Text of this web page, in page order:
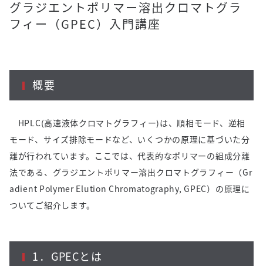
グラジエントポリマー溶出クロマトグラ
フィー（GPEC）入門講座
概要
HPLC(高速液体クロマトグラフィー)は、順相モード、逆相
モード、サイズ排除モードなど、いくつかの原理に基づいた分
離が行われています。ここでは、代表的なポリマーの組成分離
法である、グラジエントポリマー溶出クロマトグラフィー（Gr
adient Polymer Elution Chromatography, GPEC）の原理に
ついてご紹介します。
1． GPECとは